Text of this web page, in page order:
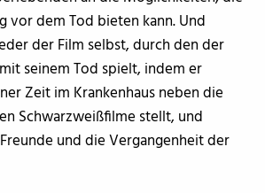
vor dem Tod bieten kann. Und
der Film selbst, durch den der
seinem Tod spielt, indem er
Zeit im Krankenhaus neben die
Schwarzweißfilme stellt, und
und die Vergangenheit der